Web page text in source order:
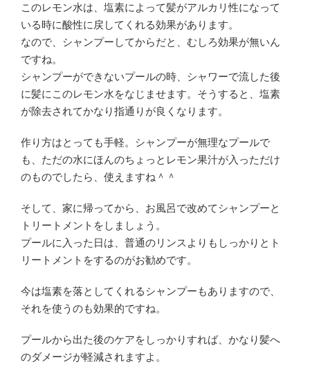
このレモン水は、塩素によって髪がアルカリ性になって
いる時に酸性に戻してくれる効果があります。
なので、シャンプーしてからだと、むしろ効果が無いん
ですね。
シャンプーができないプールの時、シャワーで流した後
に髪にこのレモン水をなじませます。そうすると、塩素
が除去されてかなり指通りが良くなります。
作り方はとっても手軽。シャンプーが無理なプールで
も、ただの水にほんのちょっとレモン果汁が入っただけ
のものでしたら、使えますね＾＾
そして、家に帰ってから、お風呂で改めてシャンプーと
トリートメントをしましょう。
プールに入った日は、普通のリンスよりもしっかりとト
リートメントをするのがお勧めです。
今は塩素を落としてくれるシャンプーもありますので、
それを使うのも効果的ですね。
プールから出た後のケアをしっかりすれば、かなり髪へ
のダメージが軽減されますよ。